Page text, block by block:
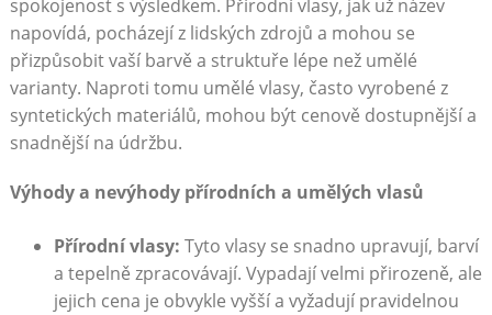
spokojenost s výsledkem. Přírodní vlasy, jak už název
napovídá, pocházejí z lidských zdrojů a mohou se
přizpůsobit vaší barvě a struktuře lépe než umělé
varianty. Naproti tomu umělé vlasy, často vyrobené z
syntetických materiálů, mohou být cenově dostupnější a
snadnější na údržbu.
Výhody a nevýhody přírodních a umělých vlasů
Přírodní vlasy: Tyto vlasy se snadno upravují, barví
a tepelně zpracovávají. Vypadají velmi přirozeně, ale
jejich cena je obvykle vyšší a vyžadují pravidelnou